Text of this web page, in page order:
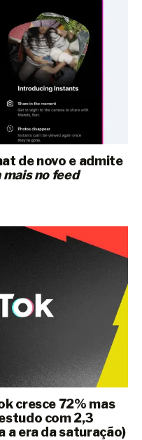
de novo e admite
no feed
cresce 72% mas
com 2,3
a era da saturação)